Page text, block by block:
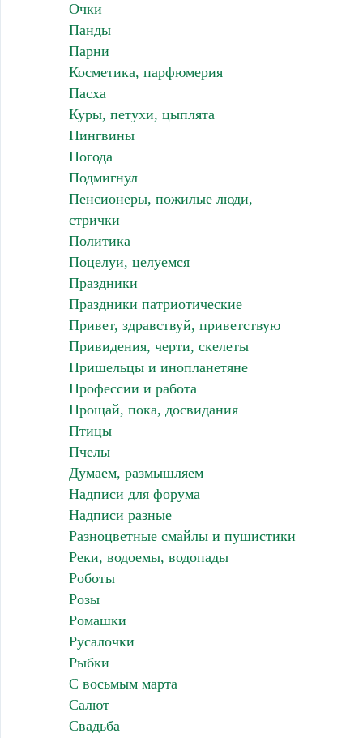
Очки
Панды
Парни
Косметика, парфюмерия
Пасха
Куры, петухи, цыплята
Пингвины
Погода
Подмигнул
Пенсионеры, пожилые люди,
стрички
Политика
Поцелуи, целуемся
Праздники
Праздники патриотические
Привет, здравствуй, приветствую
Привидения, черти, скелеты
Пришельцы и инопланетяне
Профессии и работа
Прощай, пока, досвидания
Птицы
Пчелы
Думаем, размышляем
Надписи для форума
Надписи разные
Разноцветные смайлы и пушистики
Реки, водоемы, водопады
Роботы
Розы
Ромашки
Русалочки
Рыбки
С восьмым марта
Салют
Свадьба